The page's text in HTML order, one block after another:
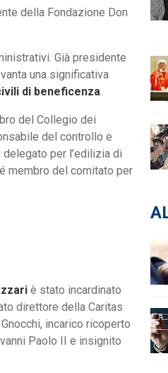
della Fondazione Don
Già presidente
una significativa
di beneficenza.
del Collegio dei
del controllo e
per l’edilizia di
membro del comitato per
è stato incardinato
direttore della Caritas
incarico ricoperto
Paolo II e insignito